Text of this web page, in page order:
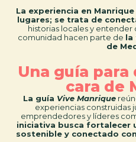
La experiencia en
lugares; se trata de
historias locales y entender
comunidad hacen parte de la
de
Una guía
cara de
La guía Vive Manrique
experiencias construidas
emprendedores y líderes
iniciativa busca fortalecer
sostenible y conectado